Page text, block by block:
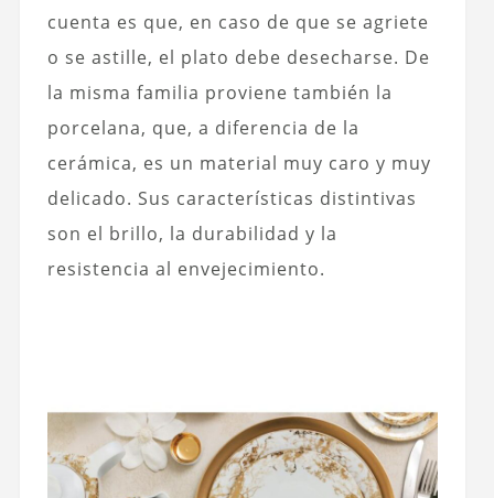
cuenta es que, en caso de que se agriete
o se astille, el plato debe desecharse. De
la misma familia proviene también la
porcelana, que, a diferencia de la
cerámica, es un material muy caro y muy
delicado. Sus características distintivas
son el brillo, la durabilidad y la
resistencia al envejecimiento.